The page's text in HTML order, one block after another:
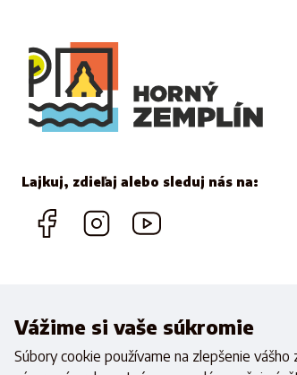
Lajkuj, zdieľaj alebo sleduj nás na:
Vážime si vaše súkromie
Súbory cookie používame na zlepšenie